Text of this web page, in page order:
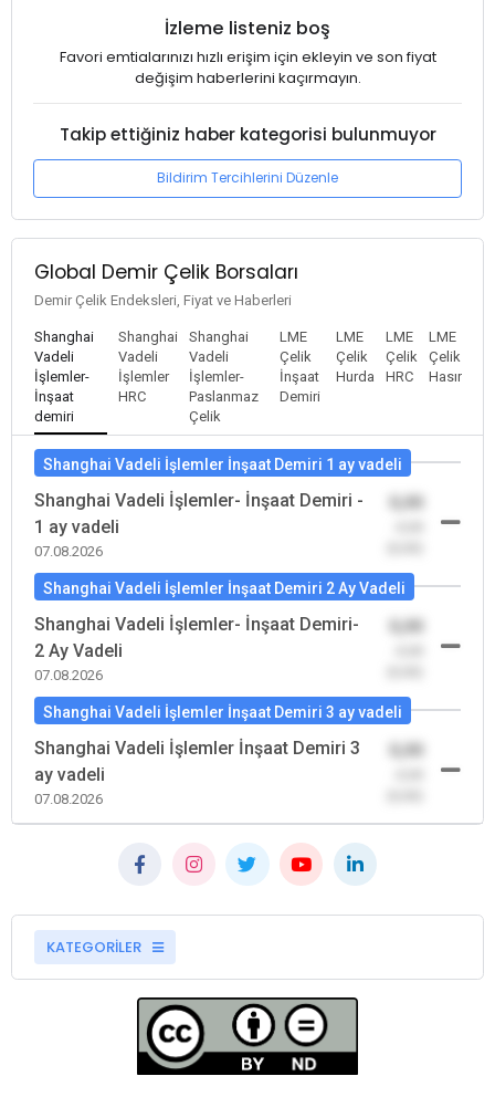
İzleme listeniz boş
Favori emtialarınızı hızlı erişim için ekleyin ve son fiyat
değişim haberlerini kaçırmayın.
Takip ettiğiniz haber kategorisi bulunmuyor
Bildirim Tercihlerini Düzenle
Global Demir Çelik Borsaları
Demir Çelik Endeksleri, Fiyat ve Haberleri
Shanghai
Vadeli
İşlemler-
İnşaat
demiri
Shanghai
Vadeli
İşlemler
HRC
Shanghai
Vadeli
İşlemler-
Paslanmaz
Çelik
LME
Çelik
İnşaat
Demiri
LME
Çelik
Hurda
LME
Çelik
HRC
LME
Çelik
Hasır
Shanghai Vadeli İşlemler İnşaat Demiri 1 ay vadeli
Shanghai Vadeli İşlemler- İnşaat Demiri -
1 ay vadeli
07.08.2026
Shanghai Vadeli İşlemler İnşaat Demiri 2 Ay Vadeli
Shanghai Vadeli İşlemler- İnşaat Demiri-
2 Ay Vadeli
07.08.2026
Shanghai Vadeli İşlemler İnşaat Demiri 3 ay vadeli
Shanghai Vadeli İşlemler İnşaat Demiri 3
ay vadeli
07.08.2026
KATEGORİLER